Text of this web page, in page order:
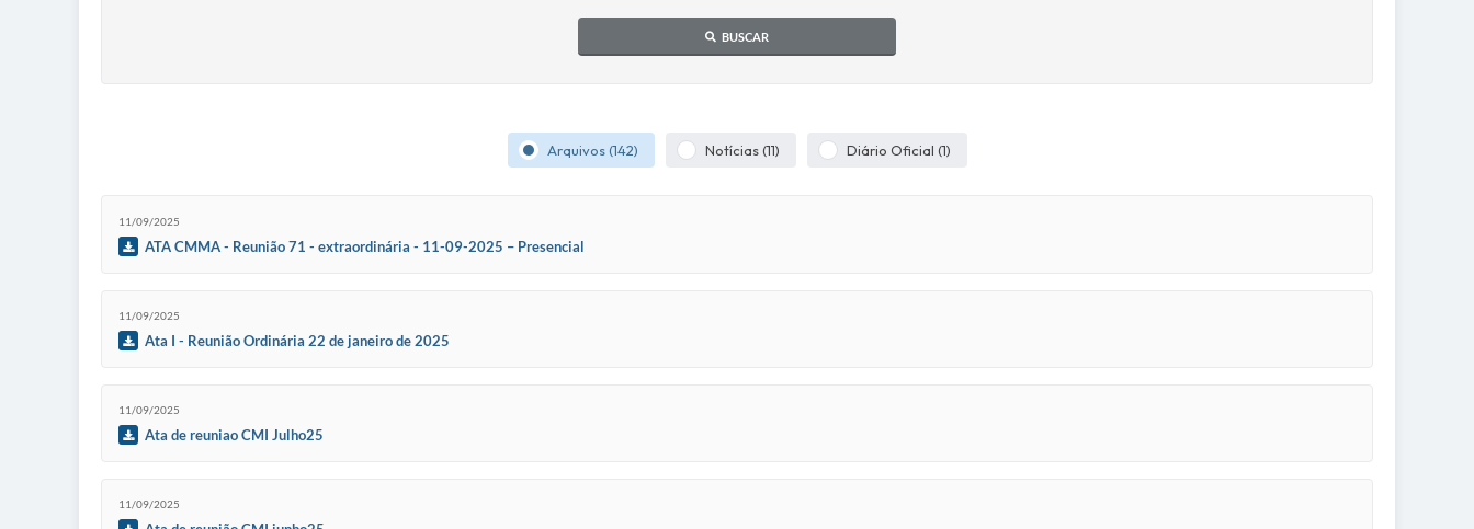
BUSCAR
Arquivos (142) Notícias (11) Diário Oficial (1)
11/09/2025
ATA CMMA - Reunião 71 - extraordinária - 11-09-2025 – Presencial
11/09/2025
Ata I - Reunião Ordinária 22 de janeiro de 2025
11/09/2025
Ata de reuniao CMI Julho25
11/09/2025